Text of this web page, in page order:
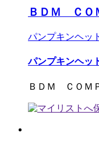
ＢＤＭ ＣＯ
パンプキンヘッ
パンプキンヘッ
ＢＤＭ ＣＯＭ